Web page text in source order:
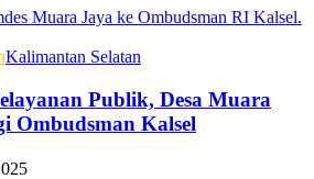
Kalimantan Selatan
Publik, Desa Muara
Ombudsman Kalsel